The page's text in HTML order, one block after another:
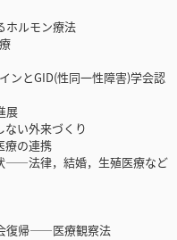
ホルモン療法
ンとGID(性同一性障害)学会認
展
い外来づくり
の連携
――法律，結婚，生殖医療など
復帰――医療観察法